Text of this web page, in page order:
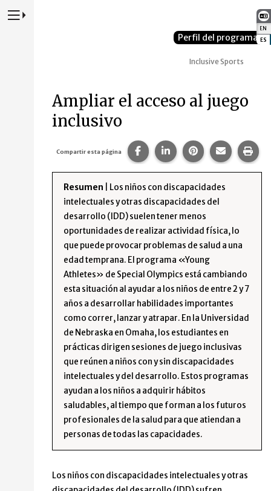
EN
ES
Presione para alternar la navegación principal del sitio web
Perfil del programa
Inclusive Sports
Ampliar el acceso al juego
inclusivo
Compartir esta página Compartir esta página en
Compartir esta
Compartir esta
Resumen | Los niños con discapacidades
intelectuales y otras discapacidades del
desarrollo (IDD) suelen tener menos
oportunidades de realizar actividad física, lo
que puede provocar problemas de salud a una
edad temprana. El programa «Young
Athletes» de Special Olympics está cambiando
esta situación al ayudar a los niños de entre 2 y 7
años a desarrollar habilidades importantes
como correr, lanzar y atrapar. En la Universidad
de Nebraska en Omaha, los estudiantes en
prácticas dirigen sesiones de juego inclusivas
que reúnen a niños con y sin discapacidades
intelectuales y del desarrollo. Estos programas
ayudan a los niños a adquirir hábitos
saludables, al tiempo que forman a los futuros
profesionales de la salud para que atiendan a
personas de todas las capacidades.
Los niños con discapacidades intelectuales y otras